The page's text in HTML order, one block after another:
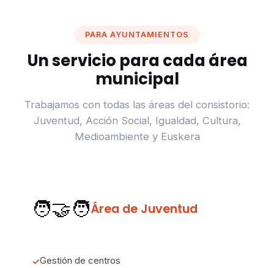
PARA AYUNTAMIENTOS
Un servicio para cada área
municipal
Trabajamos con todas las áreas del consistorio:
Juventud, Acción Social, Igualdad, Cultura,
Medioambiente y Euskera
🧑‍🤝‍🧑Área de Juventud
✓Gestión de centros